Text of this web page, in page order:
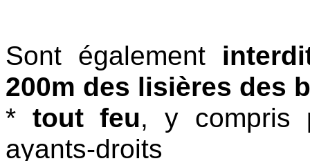
Sont également
200m des lisières des
* tout feu, y compris
ayants-droits